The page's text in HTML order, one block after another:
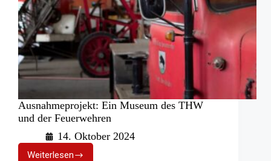
Ausnahmeprojekt: Ein Museum des THW
und der Feuerwehren
14. Oktober 2024
Weiterlesen